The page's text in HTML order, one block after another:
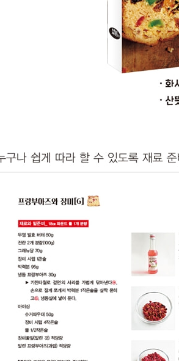
일 케이크
와 코코넛[Q]
요구르트[H]
밀크 초콜릿[G]
초콜릿[G]
[G]
케이크 살레
와 방울토마토[S]
장 맛 옥수수[S]
레[S]
한국 김[S]
의 가을 케이크
계절, 가을의 케이크
시스[Q]
브랜디[Q]
과 크랜베리[H]